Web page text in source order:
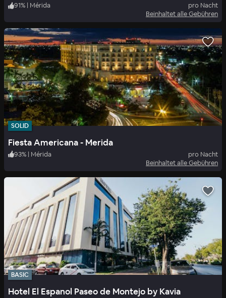
91% | Mérida
pro Nacht
Beinhaltet alle Gebühren
SOLID
Fiesta Americana - Merida
93% | Mérida
pro Nacht
Beinhaltet alle Gebühren
BASIC
Hotel El Espanol Paseo de Montejo by Kavia